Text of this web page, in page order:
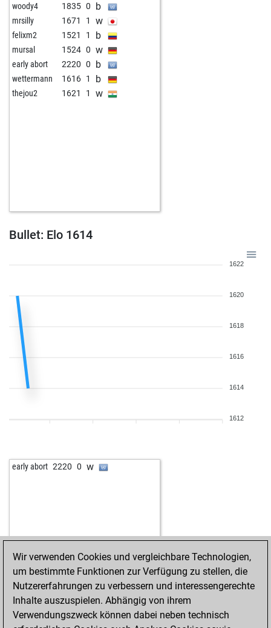
woody4 1835 0 b
mrsilly 1671 1 w
felixm2 1521 1 b
mursal 1524 0 w
early abort 2220 0 b
wettermann 1616 1 b
thejou2 1621 1 w
Bullet: Elo 1614
1622
1620
1618
1616
1614
1612
early abort 2220 0 w
Wir verwenden Cookies und vergleichbare Technologien,
um bestimmte Funktionen zur Verfügung zu stellen, die
Nutzererfahrungen zu verbessern und interessengerechte
Inhalte auszuspielen. Abhängig von ihrem
Verwendungszweck können dabei neben technisch